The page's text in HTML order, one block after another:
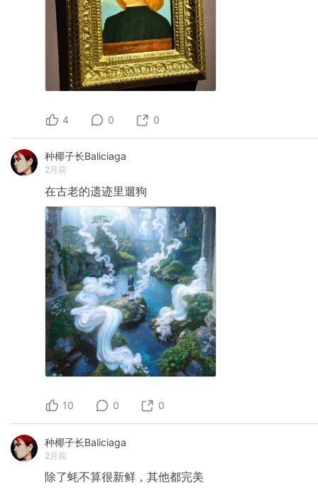
4 0 0
种椰子长Baliciaga
2月前
在古老的遗迹里遛狗
10 0 0
种椰子长Baliciaga
2月前
除了蚝不算很新鲜，其他都完美